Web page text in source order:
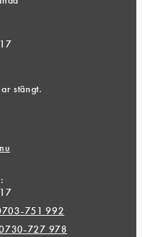
stängt.
751 992
727 978